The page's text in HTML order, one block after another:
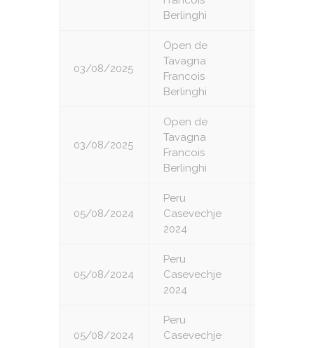
Berlinghi
03/08/2025
Open de
Tavagna
Francois
Berlinghi
03/08/2025
Open de
Tavagna
Francois
Berlinghi
05/08/2024
Peru
Casevechje
2024
05/08/2024
Peru
Casevechje
2024
05/08/2024
Peru
Casevechje